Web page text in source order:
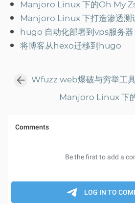
Manjoro Linux 下的Oh My
Manjoro Linux 下打造渗透测
hugo 自动化部署到vps服务器
将博客从hexo迁移到hugo
Wfuzz web爆破与穷举工
Manjoro Linux 下